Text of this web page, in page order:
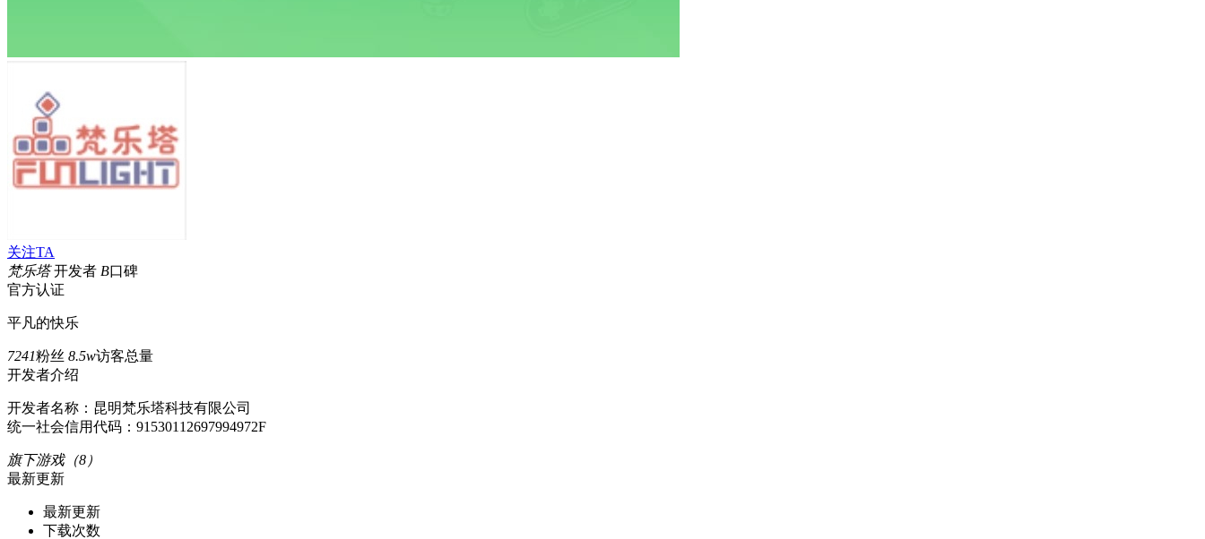
关注TA
梵乐塔 开发者 B口碑
官方认证
平凡的快乐
7241粉丝 8.5w访客总量
开发者介绍
开发者名称：昆明梵乐塔科技有限公司
统一社会信用代码：91530112697994972F
旗下游戏（8）
最新更新
最新更新
下载次数